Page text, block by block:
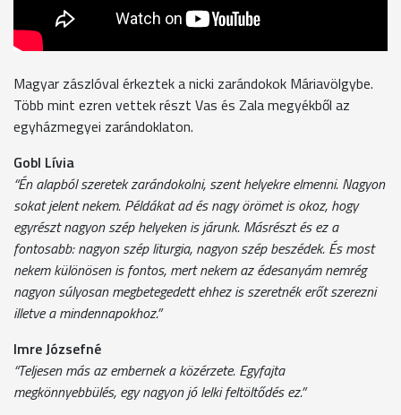
Magyar zászlóval érkeztek a nicki zarándokok Máriavölgybe.
Több mint ezren vettek részt Vas és Zala megyékből az
egyházmegyei zarándoklaton.
Gobl Lívia
“Én alapból szeretek zarándokolni, szent helyekre elmenni. Nagyon
sokat jelent nekem. Példákat ad és nagy örömet is okoz, hogy
egyrészt nagyon szép helyeken is járunk. Másrészt és ez a
fontosabb: nagyon szép liturgia, nagyon szép beszédek. És most
nekem különösen is fontos, mert nekem az édesanyám nemrég
nagyon súlyosan megbetegedett ehhez is szeretnék erőt szerezni
illetve a mindennapokhoz.”
Imre Józsefné
“Teljesen más az embernek a közérzete. Egyfajta
megkönnyebbülés, egy nagyon jó lelki feltöltődés ez.”